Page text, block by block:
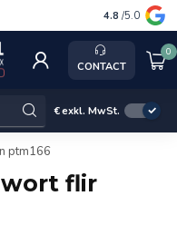
Service,
4.8 /5.0
CONTACT
0
€exkl. MwSt.
ptm166
flir